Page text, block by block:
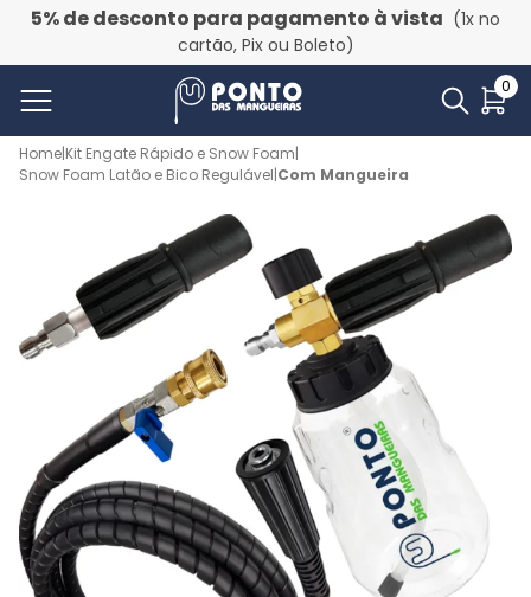
5% de desconto para pagamento à vista (1x no
cartão, Pix ou Boleto)
0
Home|Kit Engate Rápido e Snow Foam|
Snow Foam Latão e Bico Regulável|Com Mangueira